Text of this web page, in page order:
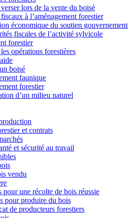
lors de la vente du boisé
à l’aménagement forestier
économique du soutien
fiscales de l’activité sylvicole
forestier
opérations forestières
boisé
faunique
forestier
d’un milieu naturel
et contrats
et sécurité au travail
vendu
pour une récolte de bois réussie
pour produire du bois
de producteurs forestiers